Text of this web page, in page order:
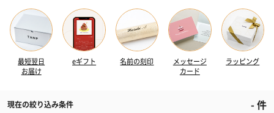
最短翌日
お届け
eギフト 名前の刻印
メッセージ
カード
ラッピング
現在の絞り込み条件 -件